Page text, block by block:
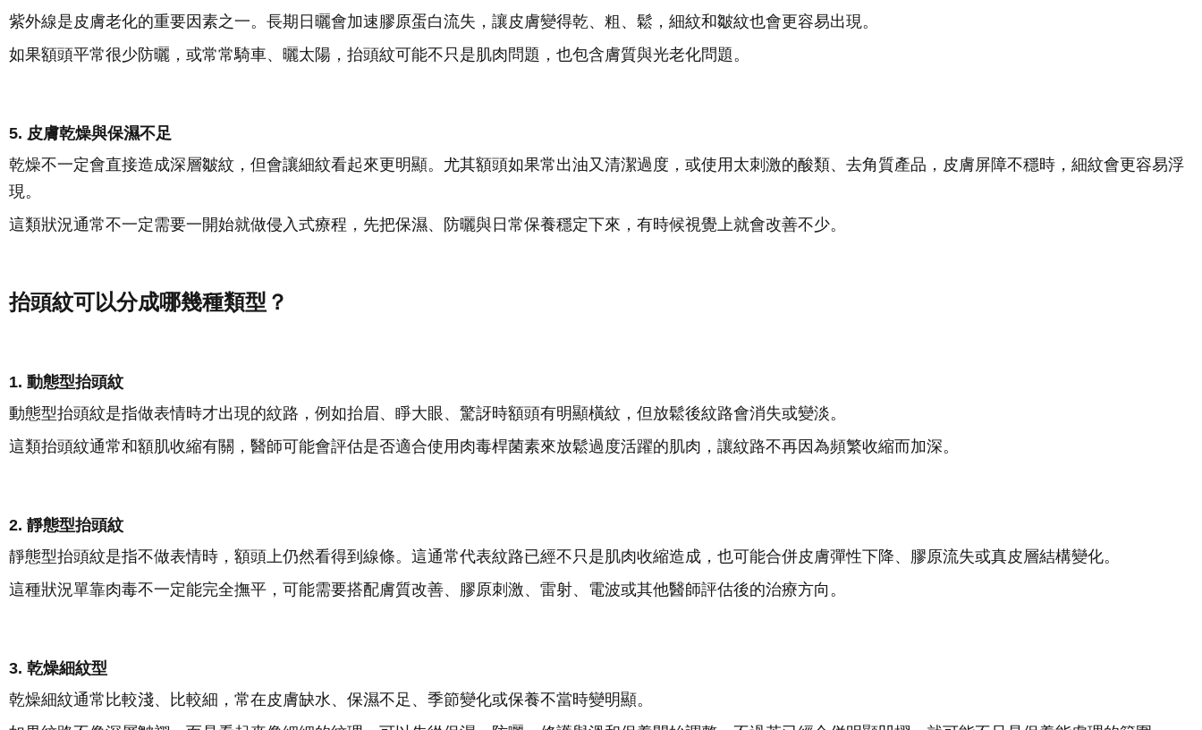
紫外線是皮膚老化的重要因素之一。長期日曬會加速膠原蛋白流失，讓皮膚變得乾、粗、鬆，細紋和皺紋也會更容易出現。
如果額頭平常很少防曬，或常常騎車、曬太陽，抬頭紋可能不只是肌肉問題，也包含膚質與光老化問題。
5. 皮膚乾燥與保濕不足
乾燥不一定會直接造成深層皺紋，但會讓細紋看起來更明顯。尤其額頭如果常出油又清潔過度，或使用太刺激的酸類、去角質產品，皮膚屏障不穩時，細紋會更容易浮
現。
這類狀況通常不一定需要一開始就做侵入式療程，先把保濕、防曬與日常保養穩定下來，有時候視覺上就會改善不少。
抬頭紋可以分成哪幾種類型？
1. 動態型抬頭紋
動態型抬頭紋是指做表情時才出現的紋路，例如抬眉、睜大眼、驚訝時額頭有明顯橫紋，但放鬆後紋路會消失或變淡。
這類抬頭紋通常和額肌收縮有關，醫師可能會評估是否適合使用肉毒桿菌素來放鬆過度活躍的肌肉，讓紋路不再因為頻繁收縮而加深。
2. 靜態型抬頭紋
靜態型抬頭紋是指不做表情時，額頭上仍然看得到線條。這通常代表紋路已經不只是肌肉收縮造成，也可能合併皮膚彈性下降、膠原流失或真皮層結構變化。
這種狀況單靠肉毒不一定能完全撫平，可能需要搭配膚質改善、膠原刺激、雷射、電波或其他醫師評估後的治療方向。
3. 乾燥細紋型
乾燥細紋通常比較淺、比較細，常在皮膚缺水、保濕不足、季節變化或保養不當時變明顯。